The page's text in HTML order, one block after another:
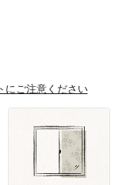
にご注意ください